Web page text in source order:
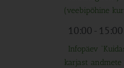
(veebipõhine
10:00- 15:00
Infopäev
karjast